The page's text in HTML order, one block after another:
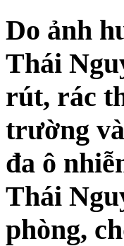
Do ảnh
Thái
rút, rác
trường
đa ô
Thái
phòng,